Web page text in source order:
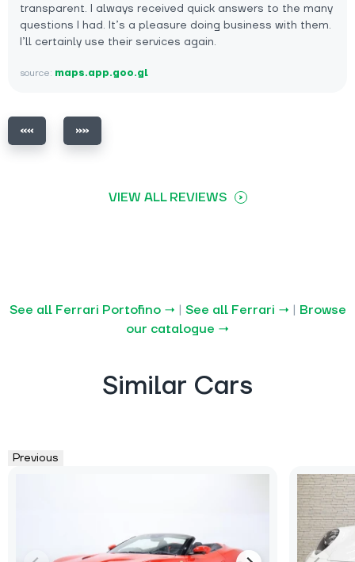
transparent. I always received quick answers to the many
questions I had. It’s a pleasure doing business with them.
I’ll certainly use their services again.
source: maps.app.goo.gl
VIEW ALL REVIEWS
See all Ferrari Portofino → | See all Ferrari → | Browse
our catalogue →
Similar Cars
Previous